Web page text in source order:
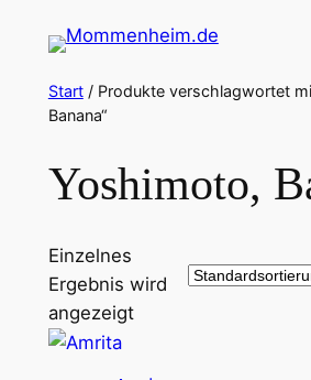
Inhalt
springen
Start/ Produkte verschlagwortet
Banana“
Yoshimoto,
Einzelnes
Ergebnis wird
angezeigt